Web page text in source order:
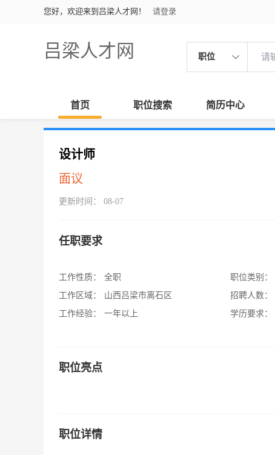
您好，欢迎来到吕梁人才网！ 请登录
吕梁人才网 职位
首页 职位搜索 简历中心
设计师
面议
更新时间： 08-07
任职要求
工作性质：
全职
工作区域：
山西吕梁市离石区
工作经验：
一年以上
职位类别：
招聘人数：
学历要求：
职位亮点
职位详情